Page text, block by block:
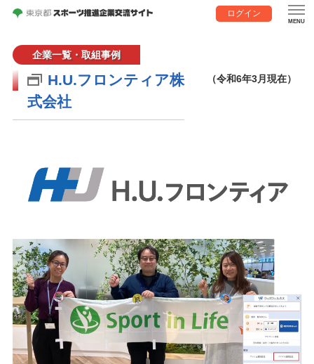
ログイン
企業一覧・取組事例
H.U.フロンティア株
式会社
（令和6年3月現在）